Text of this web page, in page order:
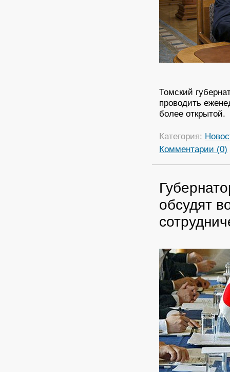
Томский
проводить
более открытой.
Категория:
Комментарии (0)
обсудят